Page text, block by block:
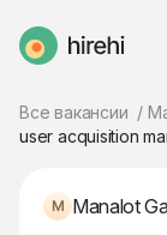
HireHi
Все вакансии
user acquisition
Manalot